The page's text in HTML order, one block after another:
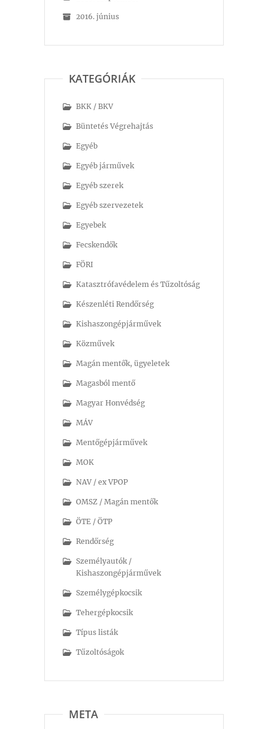
2016. június
KATEGÓRIÁK
BKK / BKV
Büntetés Végrehajtás
Egyéb
Egyéb járművek
Egyéb szerek
Egyéb szervezetek
Egyebek
Fecskendők
FÖRI
Katasztrófavédelem és Tűzoltóság
Készenléti Rendőrség
Kishaszongépjárművek
Közművek
Magán mentők, ügyeletek
Magasból mentő
Magyar Honvédség
MÁV
Mentőgépjárművek
MOK
NAV / ex VPOP
OMSZ / Magán mentők
ÖTE / ÖTP
Rendőrség
Személyautók /
Kishaszongépjárművek
Személygépkocsik
Tehergépkocsik
Típus listák
Tűzoltóságok
META